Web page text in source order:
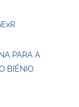
PARA A
BIÊNIO